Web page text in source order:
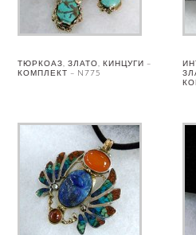
ТЮРКОАЗ, ЗЛАТО, КИНЦУГИ –
КОМПЛЕКТ – N775